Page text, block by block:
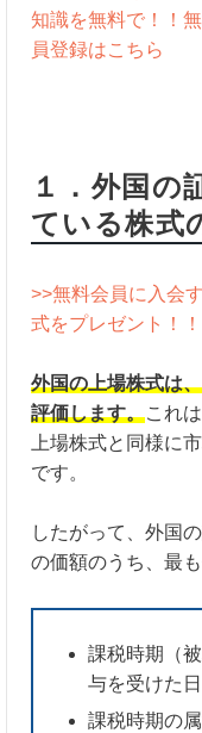
１．外国の
ている株式
>>無料会員に入会
式をプレゼント！！
外国の上場株式は
評価します。これ
上場株式と同様に
です。
したがって、外国
の価額のうち、最
課税時期（
与を受けた
課税時期の